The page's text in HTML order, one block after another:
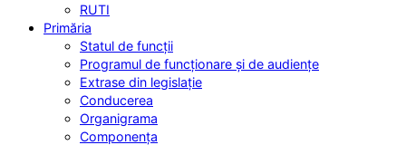
RUTI
Primăria
Statul de funcții
Programul de funcționare și de audiențe
Extrase din legislație
Conducerea
Organigrama
Componența